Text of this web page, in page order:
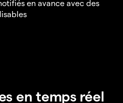
en avance avec des
en temps réel